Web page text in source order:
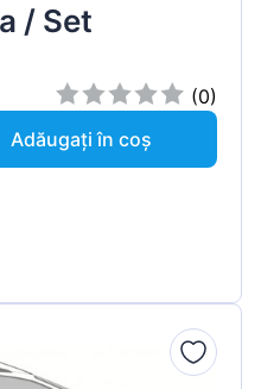
/ Set
(0)
Adăugați în coș